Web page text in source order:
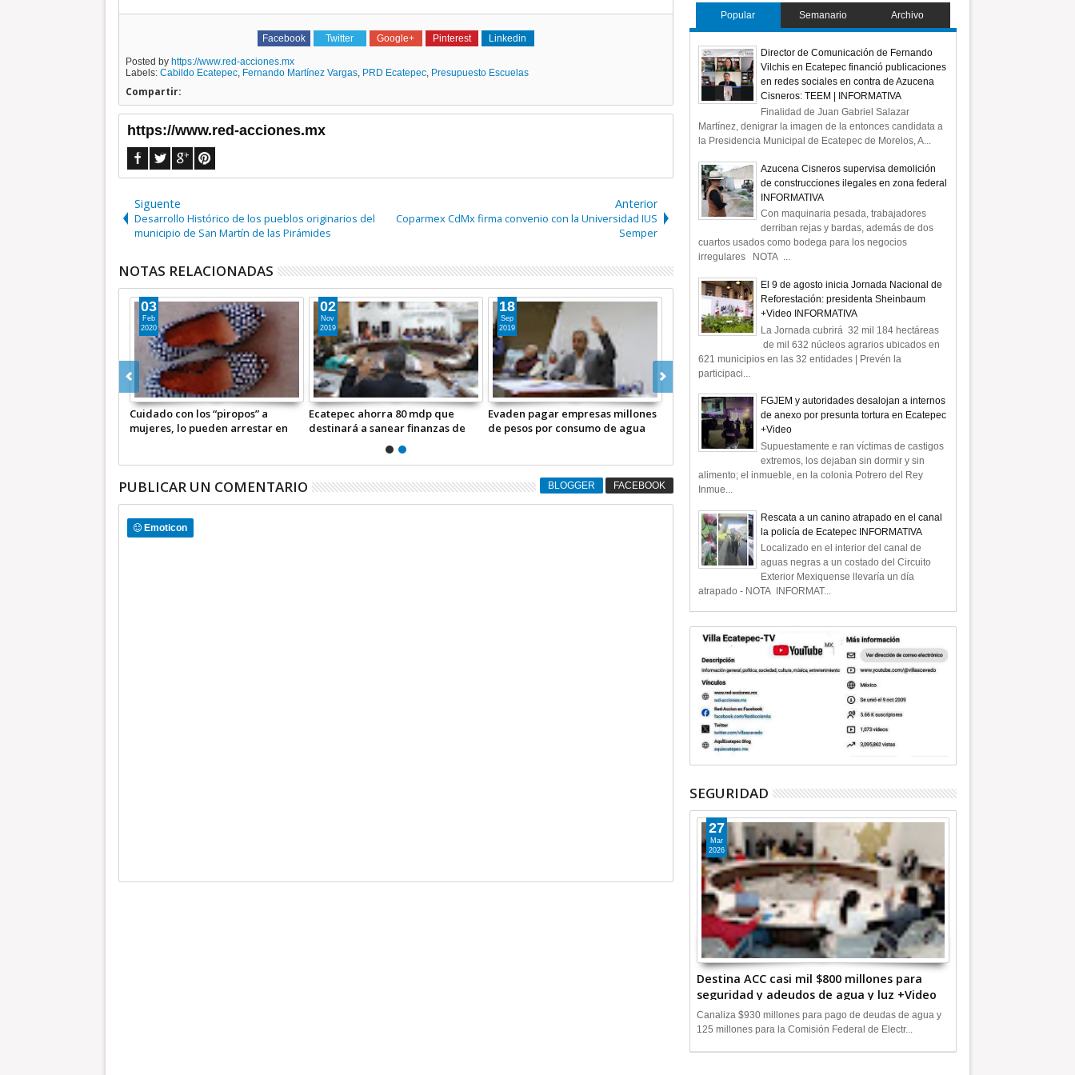
Facebook Twitter Google+ Pinterest Linkedin
Posted by https://www.red-acciones.mx
Labels: Cabildo Ecatepec, Fernando Martínez Vargas, PRD Ecatepec, Presupuesto Escuelas
Compartir:
https://www.red-acciones.mx
Siguente
Desarrollo Histórico de los pueblos originarios del
municipio de San Martín de las Pirámides
Anterior
Coparmex CdMx firma convenio con la Universidad IUS
Semper
NOTAS RELACIONADAS
Cuidado con los “piropos” a
mujeres, lo pueden arrestar en
03
Feb
2020
Ecatepec ahorra 80 mdp que
destinará a sanear finanzas de
02
Nov
2019
Evaden pagar empresas millones
de pesos por consumo de agua
18
Sep
2019
PUBLICAR UN COMENTARIO BLOGGER FACEBOOK
Emoticon
Popular Semanario Archivo
Director de Comunicación de Fernando
Vilchis en Ecatepec financió publicaciones
en redes sociales en contra de Azucena
Cisneros: TEEM | INFORMATIVA
Finalidad de Juan Gabriel Salazar
Martínez, denigrar la imagen de la entonces candidata a
la Presidencia Municipal de Ecatepec de Morelos, A...
Azucena Cisneros supervisa demolición
de construcciones ilegales en zona federal
INFORMATIVA
Con maquinaria pesada, trabajadores
derriban rejas y bardas, además de dos
cuartos usados como bodega para los negocios
irregulares NOTA ...
El 9 de agosto inicia Jornada Nacional de
Reforestación: presidenta Sheinbaum
+Video INFORMATIVA
La Jornada cubrirá 32 mil 184 hectáreas
de mil 632 núcleos agrarios ubicados en
621 municipios en las 32 entidades | Prevén la
participaci...
FGJEM y autoridades desalojan a internos
de anexo por presunta tortura en Ecatepec
+Video
Supuestamente e ran víctimas de castigos
extremos, los dejaban sin dormir y sin
alimento; el inmueble, en la colonia Potrero del Rey
Inmue...
Rescata a un canino atrapado en el canal
la policía de Ecatepec INFORMATIVA
Localizado en el interior del canal de
aguas negras a un costado del Circuito
Exterior Mexiquense llevaría un día
atrapado - NOTA INFORMAT...
SEGURIDAD
Destina ACC casi mil $800 millones para
seguridad y adeudos de agua y luz +Video
27
Mar
2026
Canaliza $930 millones para pago de deudas de agua y
125 millones para la Comisión Federal de Electr...